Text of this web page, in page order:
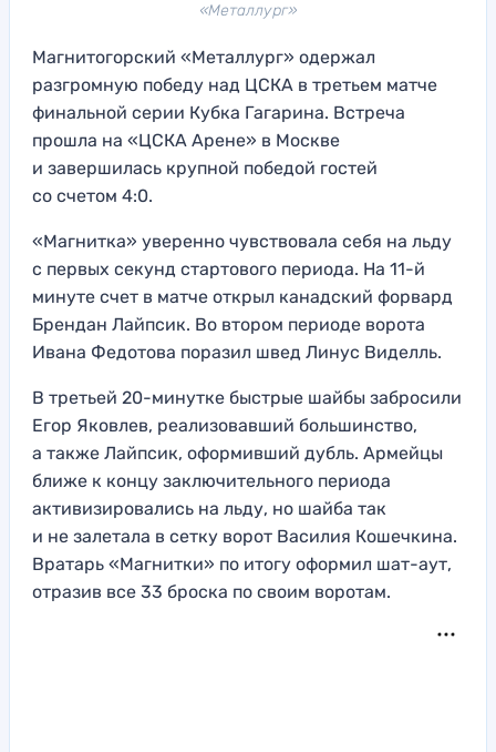
«Металлург»
Магнитогорский «Металлург» одержал
разгромную победу над ЦСКА в третьем матче
финальной серии Кубка Гагарина. Встреча
прошла на «ЦСКА Арене» в Москве
и завершилась крупной победой гостей
со счетом 4:0.
«Магнитка» уверенно чувствовала себя на льду
с первых секунд стартового периода. На 11-й
минуте счет в матче открыл канадский форвард
Брендан Лайпсик. Во втором периоде ворота
Ивана Федотова поразил швед Линус Виделль.
В третьей 20-минутке быстрые шайбы забросили
Егор Яковлев, реализовавший большинство,
а также Лайпсик, оформивший дубль. Армейцы
ближе к концу заключительного периода
активизировались на льду, но шайба так
и не залетала в сетку ворот Василия Кошечкина.
Вратарь «Магнитки» по итогу оформил шат-аут,
отразив все 33 броска по своим воротам.